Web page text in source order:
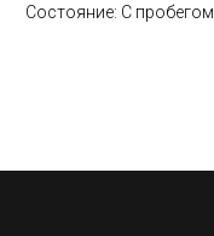
Состояние: С пробегом